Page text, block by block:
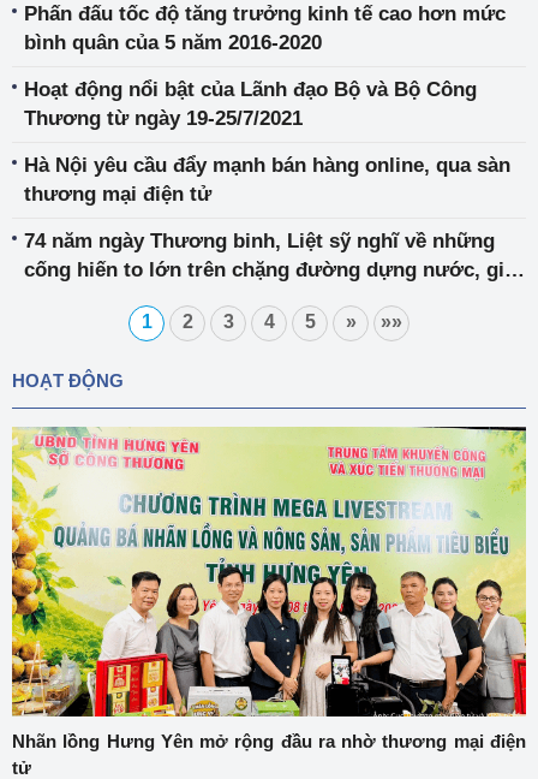
Phấn đấu tốc độ tăng trưởng kinh tế cao hơn mức
bình quân của 5 năm 2016-2020
Hoạt động nổi bật của Lãnh đạo Bộ và Bộ Công
Thương từ ngày 19-25/7/2021
Hà Nội yêu cầu đẩy mạnh bán hàng online, qua sàn
thương mại điện tử
74 năm ngày Thương binh, Liệt sỹ nghĩ về những
cống hiến to lớn trên chặng đường dựng nước, giữ
1 2 3 4 5 » »»
HOẠT ĐỘNG
Nhãn lồng Hưng Yên mở rộng đầu ra nhờ thương mại điện
tử